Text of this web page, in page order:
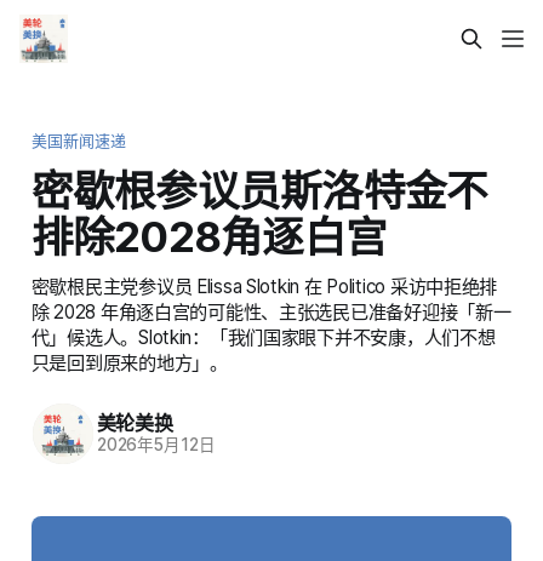
美国新闻速递
密歇根参议员斯洛特金不
排除2028角逐白宫
密歇根民主党参议员 Elissa Slotkin 在 Politico 采访中拒绝排
除 2028 年角逐白宫的可能性、主张选民已准备好迎接「新一
代」候选人。Slotkin：「我们国家眼下并不安康，人们不想
只是回到原来的地方」。
美轮美换
2026年5月12日